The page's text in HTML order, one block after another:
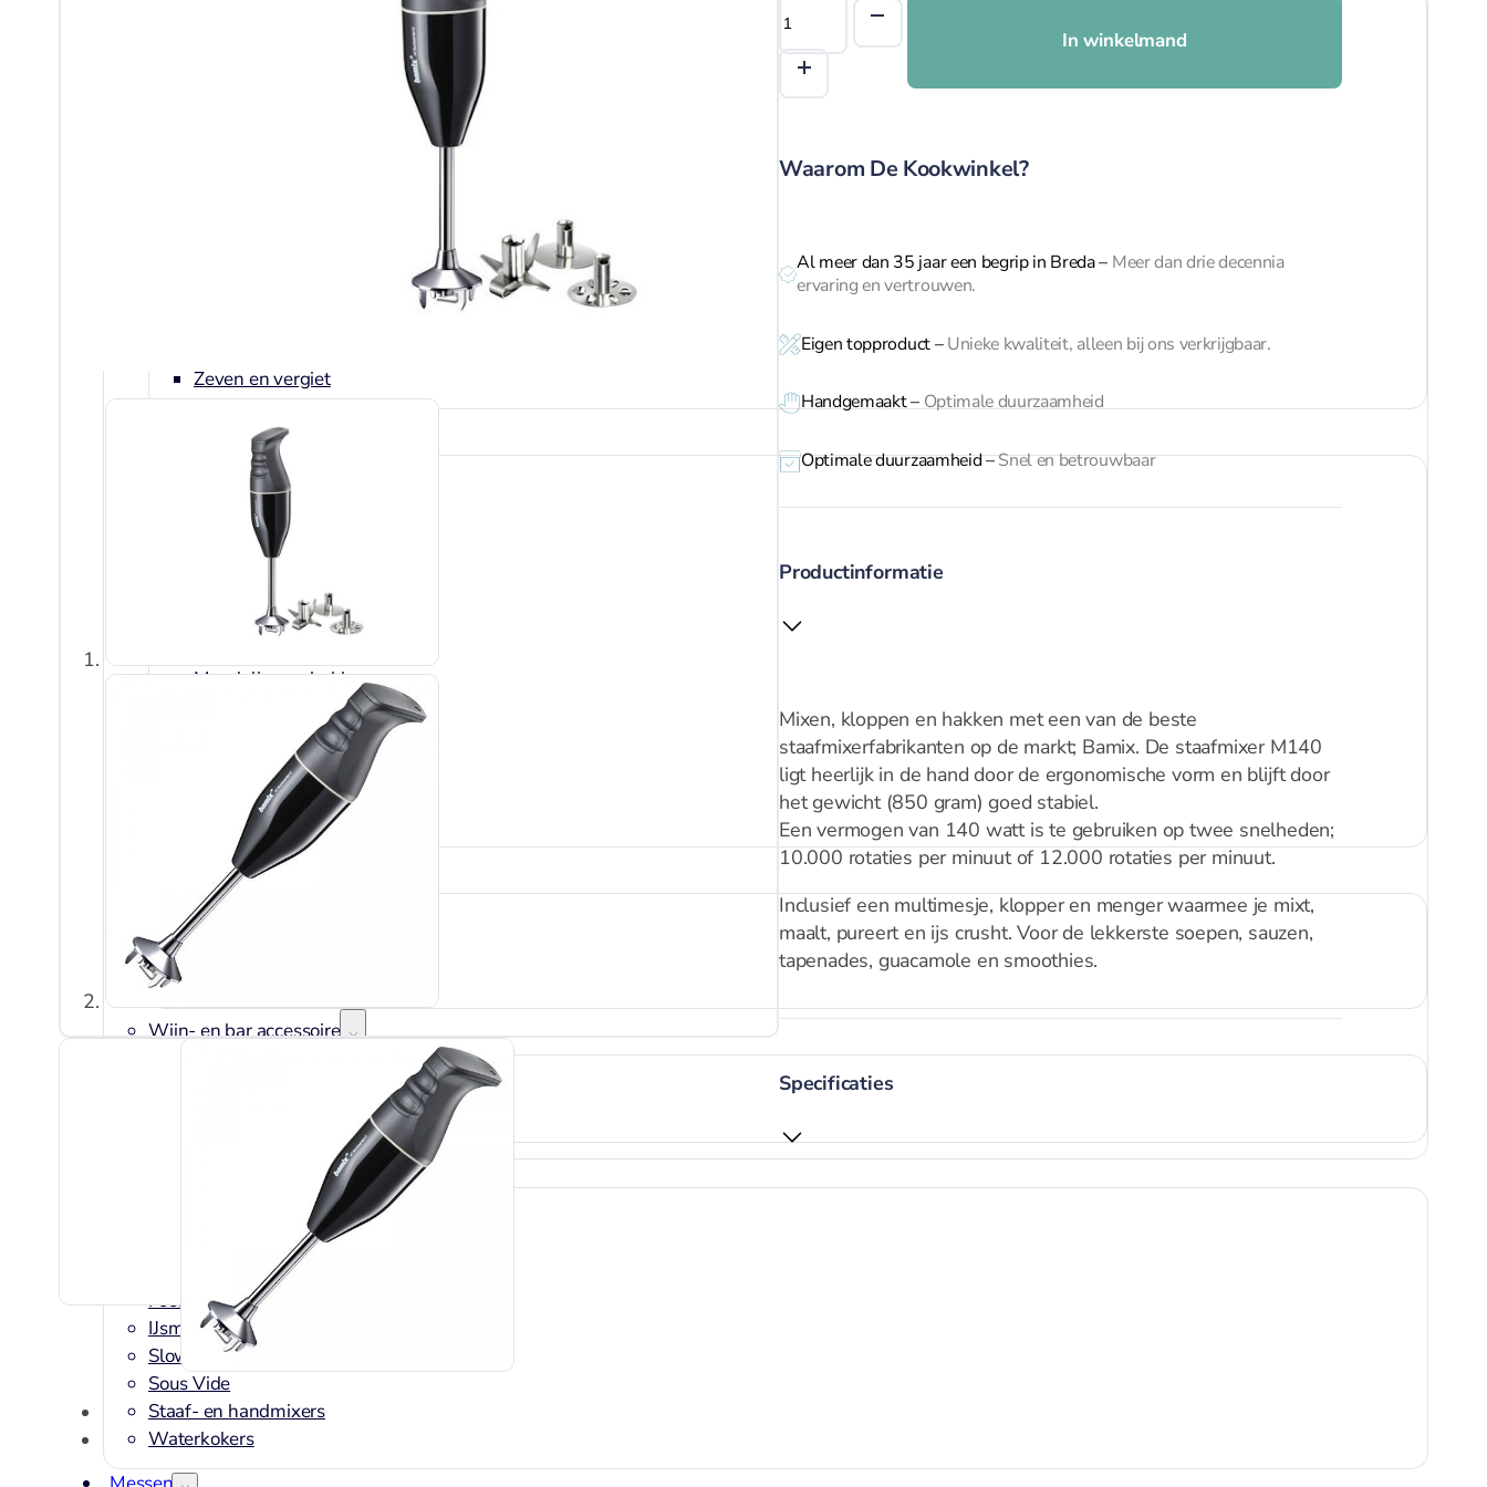
Notenkrakers en ontpitters
Oliekannetjes en kruidenhouders
Zeven en vergiet
Keukenhulpen
Blikopener
Borstels
Crème Brulee brander
Ei benodigdheden
Kaasschaven en raspen
Mandoline en hakkers
Pureepersen en stampers
Snijplanken
Vleesmolens
Koffie en thee
Amuse
Wijn- en bar accessoires
Broodroosters en tosti
Foodprocessor
IJsmachine
Slowcookers
Sous Vide
Staaf- en handmixers
Waterkokers
prijs
was:
€ 159,00.
prijs
is:
€ 129,00.
Staafmixer
M140
Special
In winkelmand
Waarom De Kookwinkel?
Al meer dan 35 jaar een begrip in Breda– Meer dan drie decennia
ervaring en vertrouwen.
Eigen topproduct–Unieke kwaliteit, alleen bij ons verkrijgbaar.
Handgemaakt –Optimale duurzaamheid
Optimale duurzaamheid –Snel en betrouwbaar
Productinformatie
Mixen, kloppen en hakken met een van de beste
staafmixerfabrikanten op de markt; Bamix. De staafmixer M140
ligt heerlijk in de hand door de ergonomische vorm en blijft door
het gewicht (850 gram) goed stabiel.
Een vermogen van 140 watt is te gebruiken op twee snelheden;
10.000 rotaties per minuut of 12.000 rotaties per minuut.
Inclusief een multimesje, klopper en menger waarmee je mixt,
maalt, pureert en ijs crusht. Voor de lekkerste soepen, sauzen,
tapenades, guacamole en smoothies.
Specificaties